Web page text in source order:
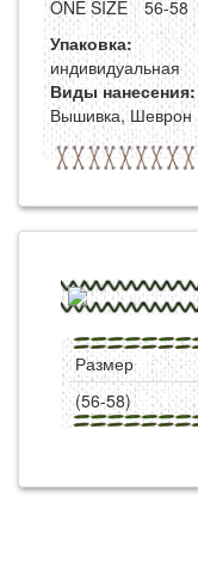
ONE SIZE
56-58
Упаковка:
индивидуальная
Виды нанесения:
Вышивка, Шеврон
Размер
(56-58)